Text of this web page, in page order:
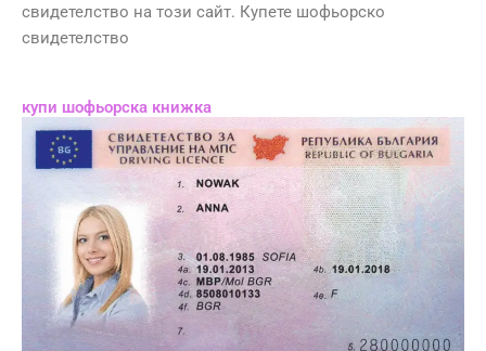
свидетелство на този сайт. Купете шофьорско
свидетелство
купи шофьорска книжка